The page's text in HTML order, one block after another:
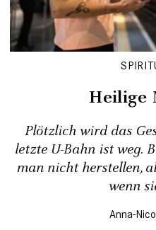
Heilige
Plötzlich wird das
letzte U-Bahn ist weg.
man nicht herstellen,
wenn
Anna-